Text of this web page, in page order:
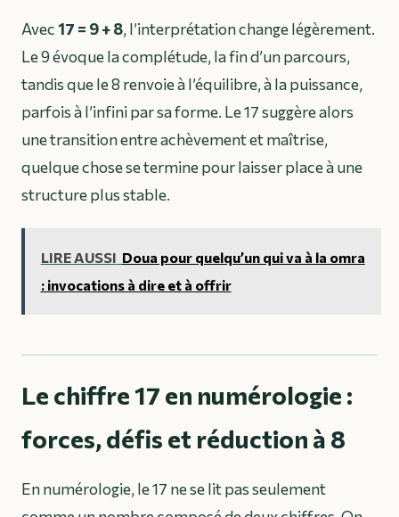
Avec17 = 9 + 8, l’interprétation change légèrement.
Le 9 évoque la complétude, la fin d’un parcours,
tandis que le 8 renvoie à l’équilibre, à la puissance,
parfois à l’infini par sa forme. Le 17 suggère alors
une transition entre achèvement et maîtrise,
quelque chose se termine pour laisser place à une
structure plus stable.
LIRE AUSSI Doua pour quelqu’un qui va à la omra
: invocations à dire et à offrir
Le chiffre 17 en numérologie :
forces, défis et réduction à 8
En numérologie, le 17 ne se lit pas seulement